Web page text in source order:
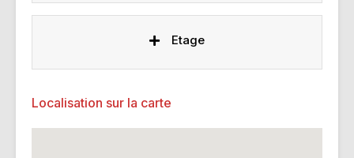
Etage
Localisation sur la carte